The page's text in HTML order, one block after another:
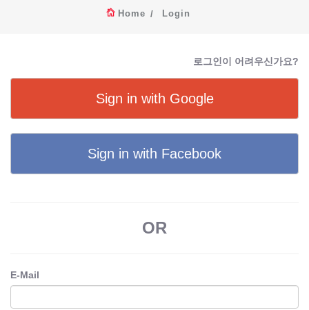
Home Login
로그인이 어려우신가요?
Sign in with Google
Sign in with Facebook
OR
E-Mail